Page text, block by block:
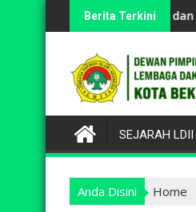
to
Berita Terkini
dan Serukan Pemasangan
dan Jaga Lingkungan, PAC
SEJARAH LDII
Anda Disini Home